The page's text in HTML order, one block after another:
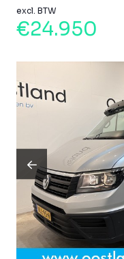
excl. BTW
€24.950